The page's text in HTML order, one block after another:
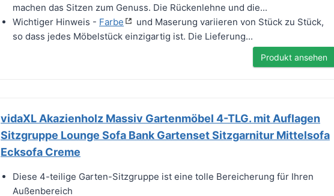
machen das Sitzen zum Genuss. Die Rückenlehne und die...
Wichtiger Hinweis - Farbe
und Maserung variieren von Stück zu Stück,
so dass jedes Möbelstück einzigartig ist. Die Lieferung...
Produkt ansehen
vidaXL Akazienholz Massiv Gartenmöbel 4-TLG. mit Auflagen
Sitzgruppe Lounge Sofa Bank Gartenset Sitzgarnitur Mittelsofa
Ecksofa Creme
Diese 4-teilige Garten-Sitzgruppe ist eine tolle Bereicherung für Ihren
Außenbereich